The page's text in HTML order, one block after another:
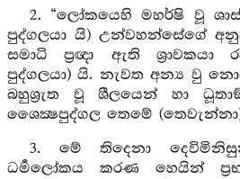
2. “ලෝකයෙහි මහර්ෂි වූ
පුද්ගලයා යි) උන්වහන්සේගේ
සමාධි ප්‍රඥා ඇති ශ්‍රාවකයා
පුද්ගලයා) යි. නැවත අන්‍ය වු
බහුශ්‍රුත වූ ශීලයෙන් හා
ශෛක්‍ෂපුද්ගල තෙමේ
3. මේ තිදෙනා
ධර්‍මලෝකය කරණ හෙයින්